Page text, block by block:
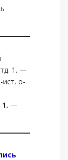
1. —
о-
—